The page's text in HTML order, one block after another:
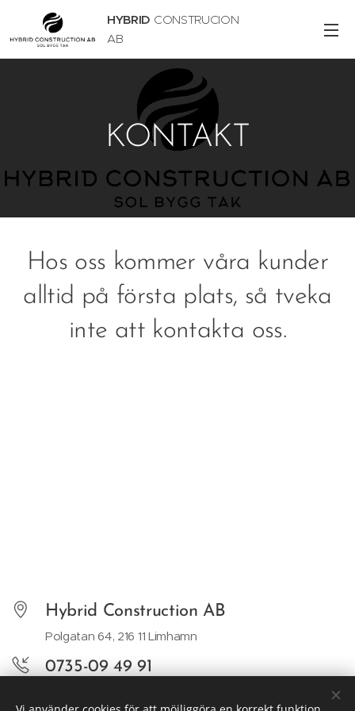
HYBRID CONSTRUCION
AB
KONTAKT
Hos oss kommer våra kunder
alltid på första plats, så tveka
inte att kontakta oss.
Hybrid Construction AB
Polgatan 64, 216 11 Limhamn
0735-09 49 91
info@hcab.io